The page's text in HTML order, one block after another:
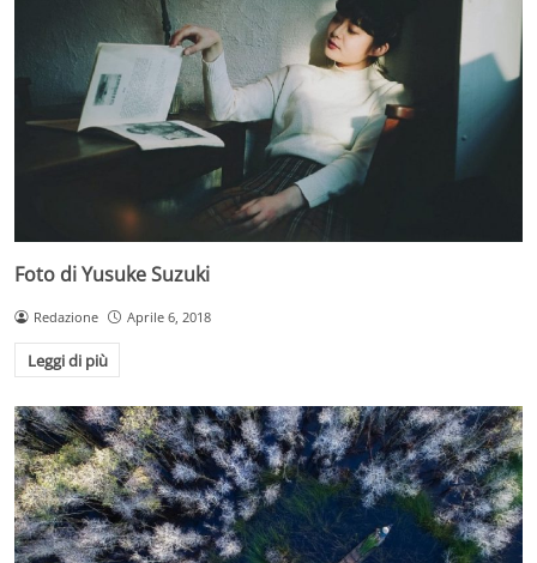
Foto di Yusuke Suzuki
Redazione Aprile 6, 2018
Leggi di più